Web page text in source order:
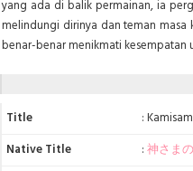
yang ada di balik permainan, ia
melindungi dirinya dan teman masa
benar-benar menikmati kesempatan
Title
:
Native Title
:神さま